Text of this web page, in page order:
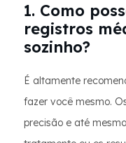
1. Como
registros
sozinho?
É altamente
fazer você mesmo.
precisão e até